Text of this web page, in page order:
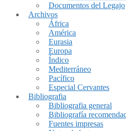
Documentos del Legajo
Archivos
África
América
Eurasia
Europa
Índico
Mediterráneo
Pacífico
Especial Cervantes
Bibliografia
Bibliografia general
Bibliografía
Fuentes impresas